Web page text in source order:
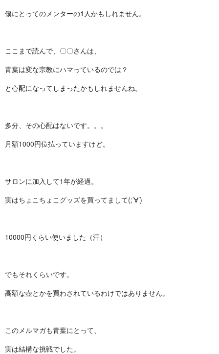
僕にとってのメンターの1人かもしれません。
ここまで読んで、〇〇さんは、
青葉は変な宗教にハマっているのでは？
と心配になってしまったかもしれませんね。
多分、その心配はないです。。。
月額1000円位払っていますけど。
サロンに加入して1年が経過。
実はちょこちょこグッズを買ってまして(;’∀’)
10000円くらい使いました（汗）
でもそれくらいです。
高額な壺とかを買わされているわけではありません。
このメルマガも青葉にとって、
実は結構な挑戦でした。